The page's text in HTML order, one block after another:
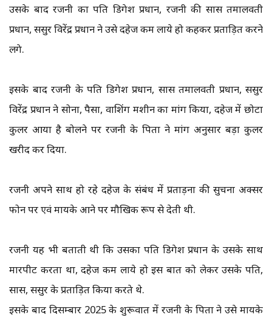
उसके बाद रजनी का पति डिगेश प्रधान, रजनी की सास तमालवती
प्रधान, ससुर विरेंद्र प्रधान ने उसे दहेज कम लाये हो कहकर प्रताड़ित करने
लगे.
इसके बाद रजनी के पति डिगेश प्रधान, सास तमालवती प्रधान, ससुर
विरेंद्र प्रधान ने सोना, पैसा, वाशिंग मशीन का मांग किया, दहेज में छोटा
कुलर आया है बोलने पर रजनी के पिता ने मांग अनुसार बड़ा कुलर
खरीद कर दिया.
रजनी अपने साथ हो रहे दहेज के संबंध में प्रताड़ना की सुचना अक्सर
फोन पर एवं मायके आने पर मौखिक रूप से देती थी.
रजनी यह भी बताती थी कि उसका पति डिगेश प्रधान के उसके साथ
मारपीट करता था, दहेज कम लाये हो इस बात को लेकर उसके पति,
सास, ससुर के प्रताड़ित किया करते थे.
इसके बाद दिसम्बार 2025 के शुरूवात में रजनी के पिता ने उसे मायके